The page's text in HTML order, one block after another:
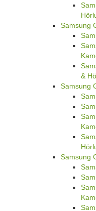
Samsung
&
Samsung
Samsung